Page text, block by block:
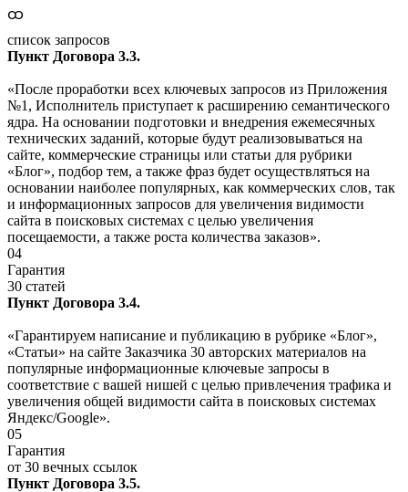
ထ
список запросов
Пункт Договора 3.3.
«После проработки всех ключевых запросов из Приложения
№1, Исполнитель приступает к расширению семантического
ядра. На основании подготовки и внедрения ежемесячных
технических заданий, которые будут реализовываться на
сайте, коммерческие страницы или статьи для рубрики
«Блог», подбор тем, а также фраз будет осуществляться на
основании наиболее популярных, как коммерческих слов, так
и информационных запросов для увеличения видимости
сайта в поисковых системах с целью увеличения
посещаемости, а также роста количества заказов».
04
Гарантия
30 статей
Пункт Договора 3.4.
«Гарантируем написание и публикацию в рубрике «Блог»,
«Статьи» на сайте Заказчика 30 авторских материалов на
популярные информационные ключевые запросы в
соответствие с вашей нишей с целью привлечения трафика и
увеличения общей видимости сайта в поисковых системах
Яндекс/Google».
05
Гарантия
от 30 вечных ссылок
Пункт Договора 3.5.